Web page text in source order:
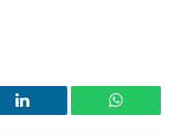
LinkedIn